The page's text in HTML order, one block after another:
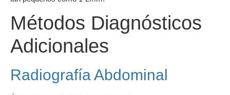
Métodos Diagnósticos
Adicionales
Radiografía Abdominal